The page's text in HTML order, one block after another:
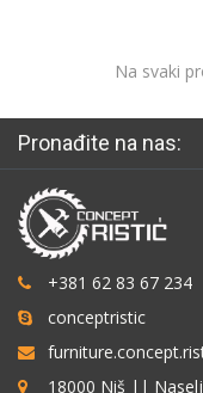
Na svaki
Pronađite na nas:
+381 62 83 67 234
conceptristic
18000 Niš ||